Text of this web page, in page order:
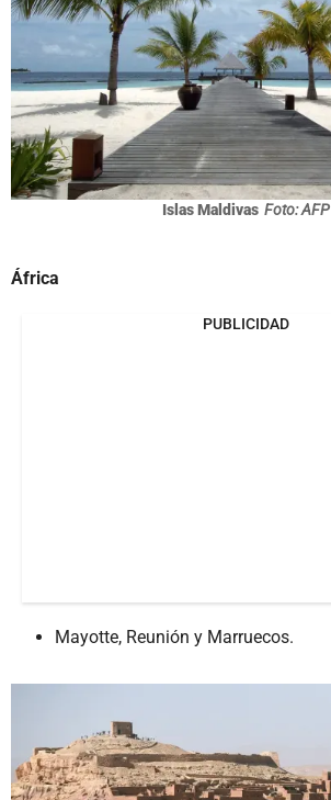
Islas Maldivas Foto: AFP
África
PUBLICIDAD
Mayotte, Reunión y Marruecos.